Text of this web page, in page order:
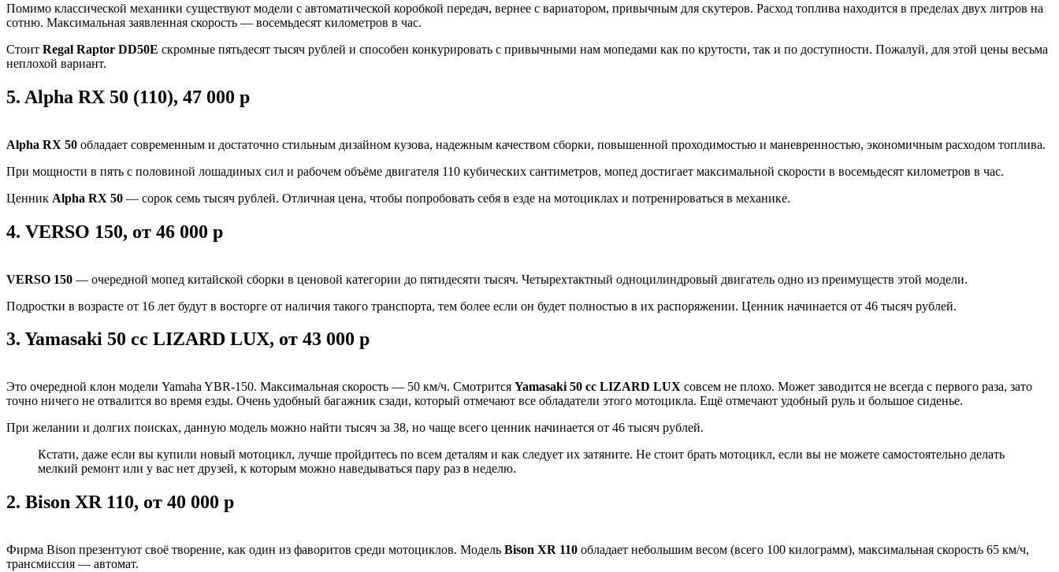
Помимо классической механики существуют модели с автоматической коробкой передач, вернее с вариатором, привычным для скутеров. Расход топлива находится в пределах двух литров на
сотню. Максимальная заявленная скорость — восемьдесят километров в час.
Стоит Regal Raptor DD50E скромные пятьдесят тысяч рублей и способен конкурировать с привычными нам мопедами как по крутости, так и по доступности. Пожалуй, для этой цены весьма
неплохой вариант.
5. Alpha RX 50 (110), 47 000 р
Alpha RX 50 обладает современным и достаточно стильным дизайном кузова, надежным качеством сборки, повышенной проходимостью и маневренностью, экономичным расходом топлива.
При мощности в пять с половиной лошадиных сил и рабочем объёме двигателя 110 кубических сантиметров, мопед достигает максимальной скорости в восемьдесят километров в час.
Ценник Alpha RX 50 — сорок семь тысяч рублей. Отличная цена, чтобы попробовать себя в езде на мотоциклах и потренироваться в механике.
4. VERSO 150, от 46 000 р
VERSO 150 — очередной мопед китайской сборки в ценовой категории до пятидесяти тысяч. Четырехтактный одноцилиндровый двигатель одно из преимуществ этой модели.
Подростки в возрасте от 16 лет будут в восторге от наличия такого транспорта, тем более если он будет полностью в их распоряжении. Ценник начинается от 46 тысяч рублей.
3. Yamasaki 50 cc LIZARD LUX, от 43 000 р
Это очередной клон модели Yamaha YBR-150. Максимальная скорость — 50 км/ч. Смотрится Yamasaki 50 cc LIZARD LUX совсем не плохо. Может заводится не всегда с первого раза, зато
точно ничего не отвалится во время езды. Очень удобный багажник сзади, который отмечают все обладатели этого мотоцикла. Ещё отмечают удобный руль и большое сиденье.
При желании и долгих поисках, данную модель можно найти тысяч за 38, но чаще всего ценник начинается от 46 тысяч рублей.
Кстати, даже если вы купили новый мотоцикл, лучше пройдитесь по всем деталям и как следует их затяните. Не стоит брать мотоцикл, если вы не можете самостоятельно делать
мелкий ремонт или у вас нет друзей, к которым можно наведываться пару раз в неделю.
2. Bison XR 110, от 40 000 р
Фирма Bison презентуют своё творение, как один из фаворитов среди мотоциклов. Модель Bison XR 110 обладает небольшим весом (всего 100 килограмм), максимальная скорость 65 км/ч,
трансмиссия — автомат.